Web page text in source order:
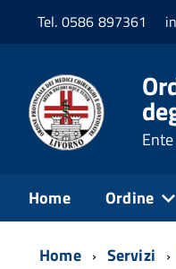
Tel. 0586 897361
Home Ordine
Home Servizi